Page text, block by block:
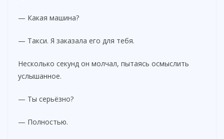
— Какая машина?
— Такси. Я заказала его для тебя.
Несколько секунд он молчал, пытаясь осмыслить
услышанное.
— Ты серьёзно?
— Полностью.